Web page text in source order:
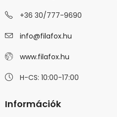
+36 30/777-9690
info@filafox.hu
www.filafox.hu
H-CS: 10:00-17:00
Információk